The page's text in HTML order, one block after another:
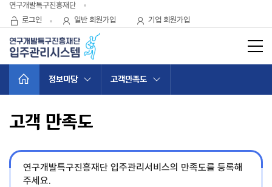
연구개발특구진흥재단
로그인
일반 회원가입 기업 회원가입
사이트
홈으로 가기정보마당 고객만족도
고객 만족도
연구개발특구진흥재단 입주관리서비스의 만족도를 등록해
주세요.